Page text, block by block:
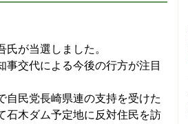
が当選しました。
交代による今後の行方が注目
民党長崎県連の支持を受けた
石木ダム予定地に反対住民を訪